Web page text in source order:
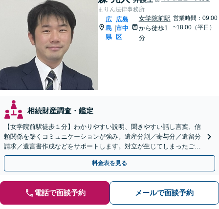
まりん法律事務所
広
島
県
|
広島
市中
区
女学院前駅
から徒歩1
分
営業時間：09:00
~18:00（平日）
相続財産調査・鑑定
【女学院前駅徒歩１分】わかりやすい説明、聞きやすい話し言葉、信
頼関係を築くコミュニケーションが強み。遺産分割／寄与分／遺留分
請求／遺言書作成などをサポートします。対立が生じてしまったご家
族間の感情にも丁寧に配慮いたします。
料金表を見る
電話で面談予約 メールで面談予約